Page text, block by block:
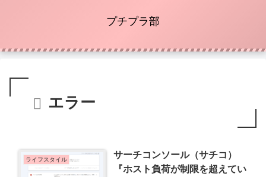
プチプラ部
エラー
ライフスタイル
サーチコンソール（サチコ）
『ホスト負荷が制限を超えてい